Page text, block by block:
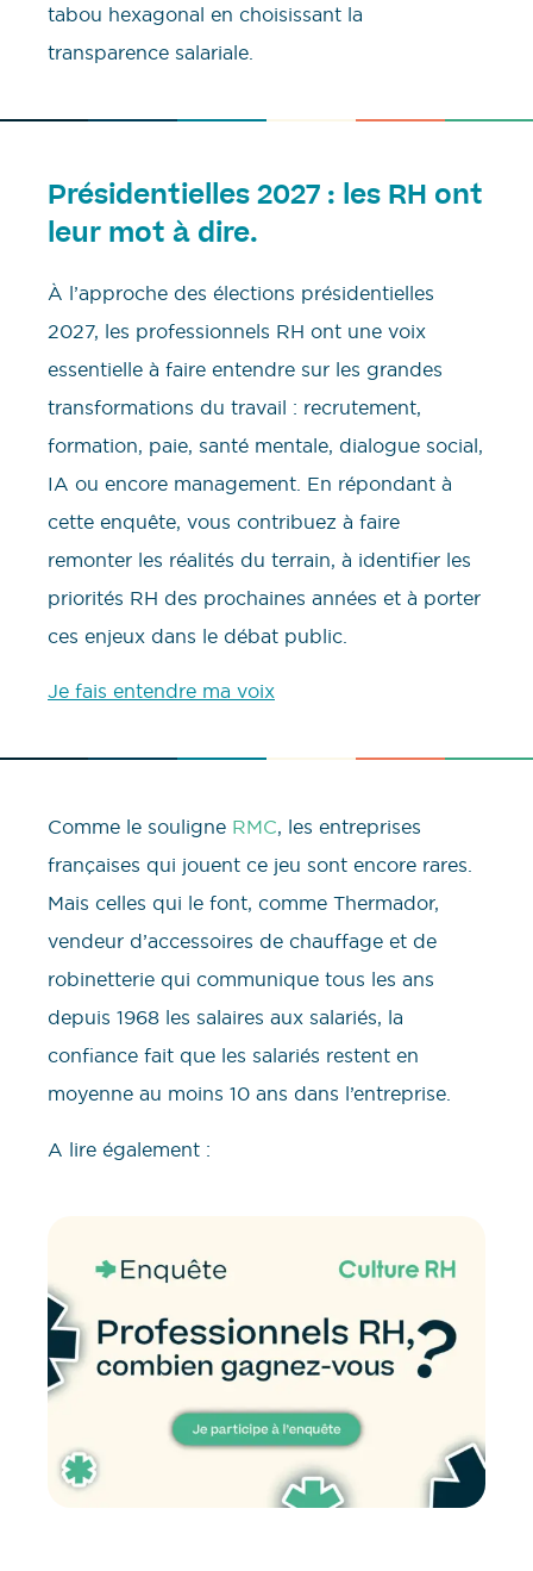
tabou hexagonal en choisissant la
transparence salariale.
Présidentielles 2027 : les RH ont
leur mot à dire.
À l’approche des élections présidentielles
2027, les professionnels RH ont une voix
essentielle à faire entendre sur les grandes
transformations du travail : recrutement,
formation, paie, santé mentale, dialogue social,
IA ou encore management. En répondant à
cette enquête, vous contribuez à faire
remonter les réalités du terrain, à identifier les
priorités RH des prochaines années et à porter
ces enjeux dans le débat public.
Je fais entendre ma voix
Comme le souligne RMC, les entreprises
françaises qui jouent ce jeu sont encore rares.
Mais celles qui le font, comme Thermador,
vendeur d’accessoires de chauffage et de
robinetterie qui communique tous les ans
depuis 1968 les salaires aux salariés, la
confiance fait que les salariés restent en
moyenne au moins 10 ans dans l’entreprise.
A lire également :